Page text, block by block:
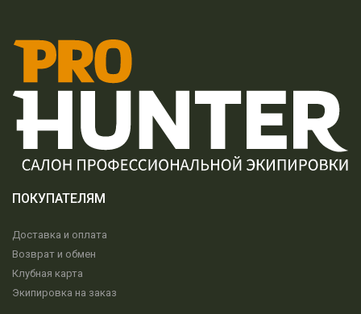
ПОКУПАТЕЛЯМ
Доставка и оплата
Возврат и обмен
Клубная карта
Экипировка на заказ